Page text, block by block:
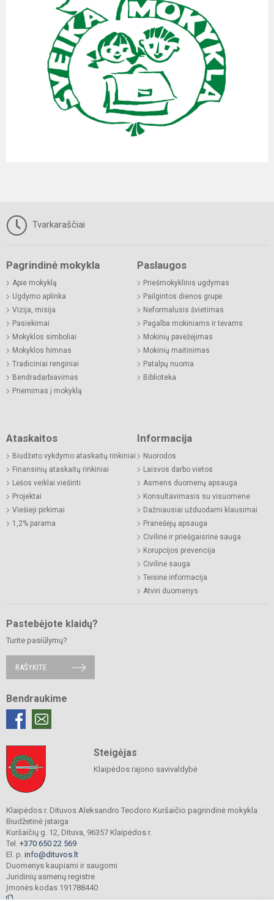
Tvarkaraščiai
Pagrindinė mokykla
Apie mokyklą
Ugdymo aplinka
Vizija, misija
Pasiekimai
Mokyklos simboliai
Mokyklos himnas
Tradiciniai renginiai
Bendradarbiavimas
Priėmimas į mokyklą
Paslaugos
Priešmokyklinis ugdymas
Pailgintos dienos grupė
Neformalusis švietimas
Pagalba mokiniams ir tėvams
Mokinių pavėžėjimas
Mokinių maitinimas
Patalpų nuoma
Biblioteka
Ataskaitos
Biudžeto vykdymo ataskaitų rinkiniai
Finansinių ataskaitų rinkiniai
Lėšos veiklai viešinti
Projektai
Viešieji pirkimai
1,2% parama
Informacija
Nuorodos
Laisvos darbo vietos
Asmens duomenų apsauga
Konsultavimasis su visuomene
Dažniausiai užduodami klausimai
Pranešėjų apsauga
Civilinė ir priešgaisrinė sauga
Korupcijos prevencija
Civilinė sauga
Teisinė informacija
Atviri duomenys
Pastebėjote klaidų?
Turite pasiūlymų?
RAŠYKITE
Bendraukime
Steigėjas
Klaipėdos rajono savivaldybė
Klaipėdos r. Dituvos Aleksandro Teodoro Kuršaičio pagrindinė mokykla
Biudžetinė įstaiga
Kuršaičių g. 12, Dituva, 96357 Klaipėdos r.
Tel. +370 650 22 569
El. p. info@dituvos.lt
Duomenys kaupiami ir saugomi
Juridinių asmenų registre
Įmonės kodas 191788440